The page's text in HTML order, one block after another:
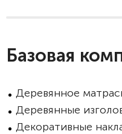
Базовая
Деревянное
Деревянные
Декоративные